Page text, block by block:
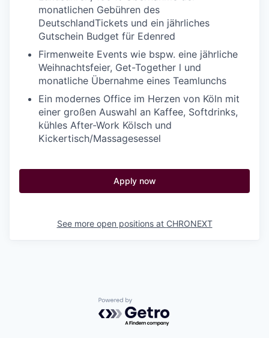
monatlichen Gebühren des
DeutschlandTickets und ein jährliches
Gutschein Budget für Edenred
Firmenweite Events wie bspw. eine jährliche
Weihnachtsfeier, Get-Together l und
monatliche Übernahme eines Teamlunchs
Ein modernes Office im Herzen von Köln mit
einer großen Auswahl an Kaffee, Softdrinks,
kühles After-Work Kölsch und
Kickertisch/Massagesessel
Apply now
See more open positions at CHRONEXT
Powered by Getro.com